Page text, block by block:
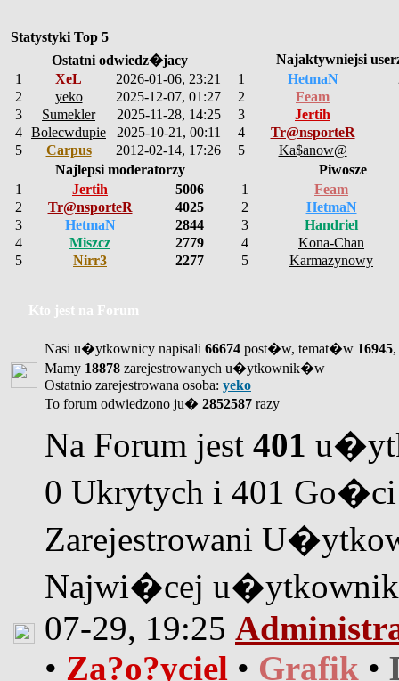
Statystyki Top 5
Ostatni odwiedz�jacy
Najaktywniejsi
1
XeL
2026-01-06, 23:21
2
yeko
2025-12-07, 01:27
3
Sumekler
2025-11-28, 14:25
4
Bolecwdupie
2025-10-21, 00:11
5
Carpus 2012-02-14, 17:26
1 HetmaN
2
Feam
3
Jertih
4
Tr@nsporteR
5
Ka$anow@
Najlepsi moderatorzy
Piwosze
1
Jertih
5006
2
Tr@nsporteR
4025
3
HetmaN
2844
4
Miszcz
2779
5
Nirr3 2277
1
Feam
2
HetmaN
3
Handriel
4
Kona-Chan
5
Karmazynowy
Kto jest na Forum
Nasi u�ytkownicy napisali 66674 post�w, temat�w 16945
Mamy 18878 zarejestrowanych u�ytkownik�w
Ostatnio zarejestrowana osoba: yeko
To forum odwiedzono ju� 2852587 razy
Na Forum jest 401
0 Ukrytych i 401 Go�ci
Zarejestrowani
Najwi�cej
07-29, 19:25
• Za?o?yciel • Grafik •